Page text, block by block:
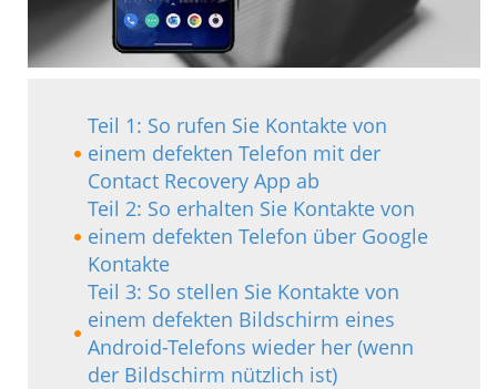
Teil 1: So rufen Sie Kontakte von
einem defekten Telefon mit der
Contact Recovery App ab
Teil 2: So erhalten Sie Kontakte von
einem defekten Telefon über Google
Kontakte
Teil 3: So stellen Sie Kontakte von
einem defekten Bildschirm eines
Android-Telefons wieder her (wenn
der Bildschirm nützlich ist)